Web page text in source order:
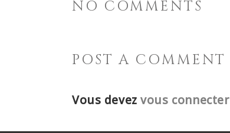
NO COMMENTS
POST A COMMENT
Vous devezvous connecter